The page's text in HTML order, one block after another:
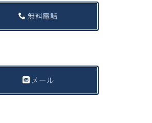
無料電話
メール